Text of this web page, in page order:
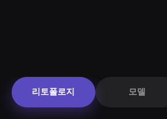
리토폴로지 모델